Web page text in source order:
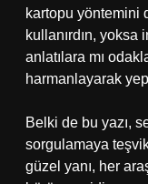
kartopu yöntemini
kullanırdın, yoksa
anlatılara mı
harmanlayarak
Belki de bu yazı,
sorgulamaya
güzel yanı, her